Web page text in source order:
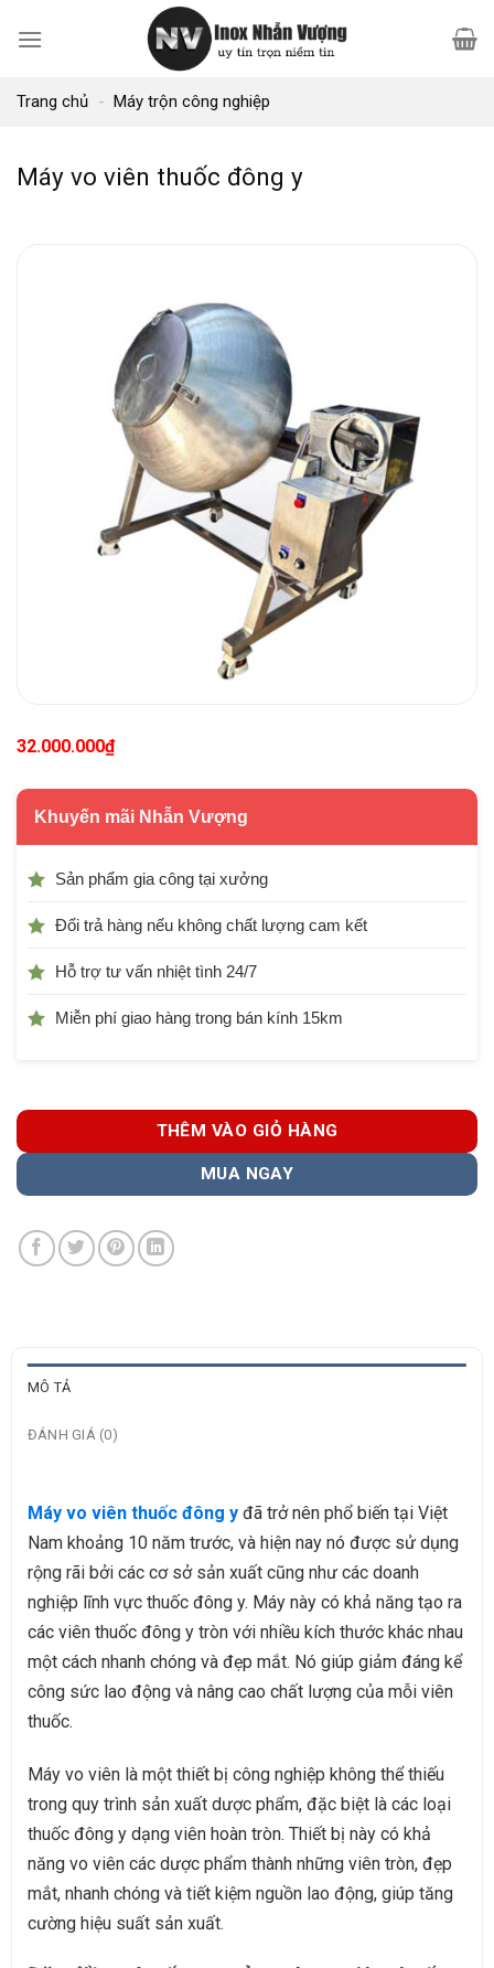
qua
dungTrang chủ - Máy trộn công nghiệp
Máy vo viên thuốc đông y
32.000.000₫
Khuyến mãi Nhẫn Vượng
Sản phẩm gia công tại xưởng
Đổi trả hàng nếu không chất lượng cam kết
Hỗ trợ tư vấn nhiệt tình 24/7
Miễn phí giao hàng trong bán kính 15km
THÊM VÀO GIỎ HÀNG
MUA NGAY
MÔ TẢ
ĐÁNH GIÁ (0)
Máy vo viên thuốc đông yđã trở nên phổ biến tại Việt
Nam khoảng 10 năm trước, và hiện nay nó được sử dụng
rộng rãi bởi các cơ sở sản xuất cũng như các doanh
nghiệp lĩnh vực thuốc đông y. Máy này có khả năng tạo ra
các viên thuốc đông y tròn với nhiều kích thước khác nhau
một cách nhanh chóng và đẹp mắt. Nó giúp giảm đáng kể
công sức lao động và nâng cao chất lượng của mỗi viên
thuốc.
Máy vo viên là một thiết bị công nghiệp không thể thiếu
trong quy trình sản xuất dược phẩm, đặc biệt là các loại
thuốc đông y dạng viên hoàn tròn. Thiết bị này có khả
năng vo viên các dược phẩm thành những viên tròn, đẹp
mắt, nhanh chóng và tiết kiệm nguồn lao động, giúp tăng
cường hiệu suất sản xuất.